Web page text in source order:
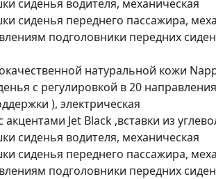
сиденья водителя, механическая
сиденья переднего пассажира,
подголовники передних
натуральной кожи
с регулировкой в 20
), электрическая
Jet Black ,вставки из
сиденья водителя, механическая
сиденья переднего пассажира,
подголовники передних